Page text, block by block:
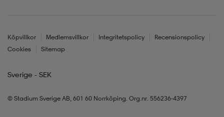
Köpvillkor Medlemsvillkor Integritetspolicy
Recensionspolicy
Cookies
Sitemap
Sverige - SEK
© Stadium Sverige AB, 601 60 Norrköping. Org.nr. 556236-4397